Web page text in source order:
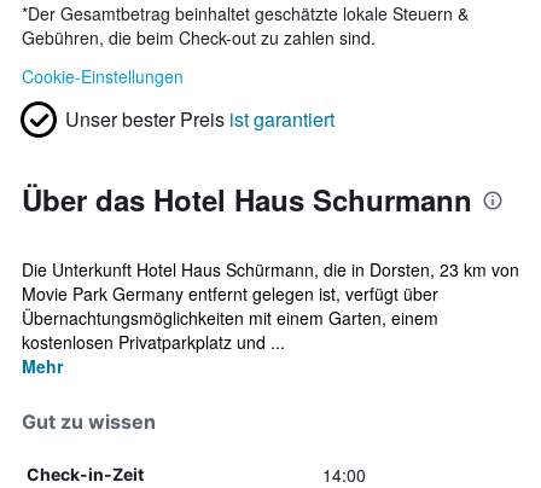
*Der Gesamtbetrag beinhaltet geschätzte lokale Steuern &
Gebühren, die beim Check-out zu zahlen sind.
Cookie-Einstellungen
Unser bester Preis ist garantiert
Über das Hotel Haus Schurmann
Die Unterkunft Hotel Haus Schürmann, die in Dorsten, 23 km von
Movie Park Germany entfernt gelegen ist, verfügt über
Übernachtungsmöglichkeiten mit einem Garten, einem
kostenlosen Privatparkplatz und ...
Mehr
Gut zu wissen
Check-in-Zeit 14:00